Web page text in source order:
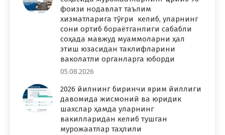
фоизи нодавлат таълим
хизматларига тўғри келиб, уларнинг
сони ортиб бораётганлиги сабабли
соҳада мавжуд муаммоларни ҳал
этиш юзасидан таклифларини
ваколатли органларга юборди
05.08.2026
2026 йилнинг биринчи ярим йиллиги
давомида жисмоний ва юридик
шахслар ҳамда уларнинг
вакилларидан келиб тушган
мурожаатлар таҳлили